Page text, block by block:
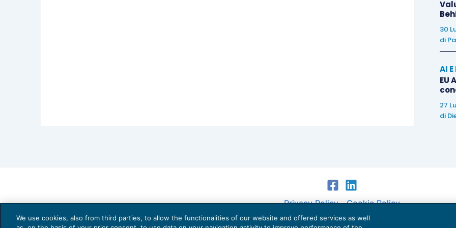
30
di
AI
EU
27
di
Privacy Policy Cookie Policy
Euroconference NEWS è una testata registrata al Tribunale di Milano Reg. n. 8556/2026
We use cookies, also from third parties, to allow the functionalities of our website and offered services as well